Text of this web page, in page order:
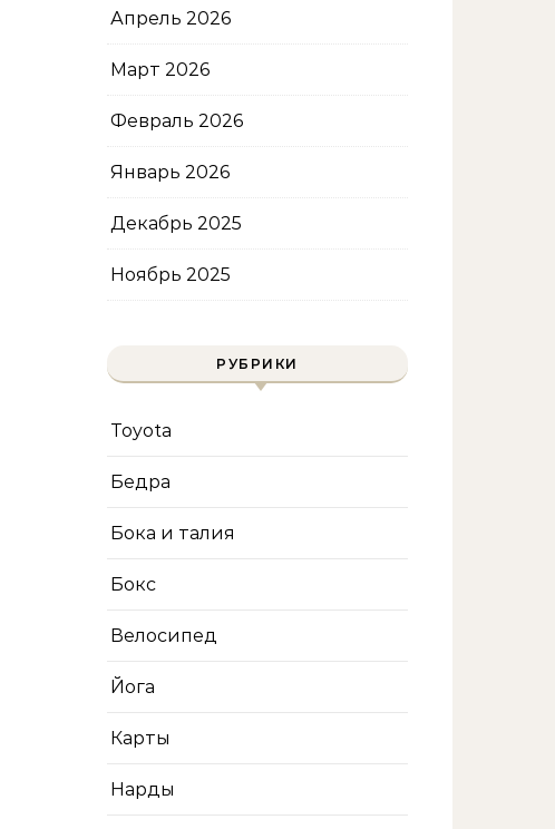
Апрель 2026
Март 2026
Февраль 2026
Январь 2026
Декабрь 2025
Ноябрь 2025
РУБРИКИ
Toyota
Бедра
Бока и талия
Бокс
Велосипед
Йога
Карты
Нарды